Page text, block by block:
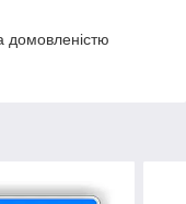
домовленістю